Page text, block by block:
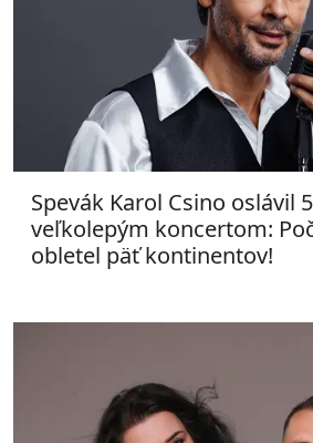
Spevák Karol Csino oslávil
veľkolepým koncertom:
obletel päť kontinentov!